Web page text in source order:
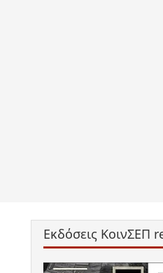
Εκδόσεις ΚοινΣΕΠ